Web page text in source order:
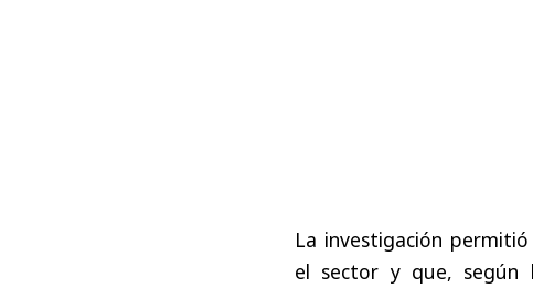
La investigación
el sector y que, según